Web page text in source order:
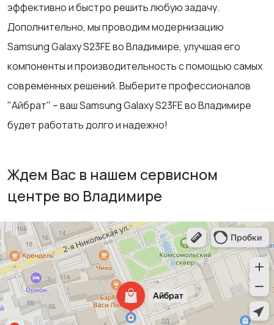
эффективно и быстро решить любую задачу.
Дополнительно, мы проводим модернизацию
Samsung Galaxy S23FE во Владимире, улучшая его
компоненты и производительность с помощью самых
современных решений. Выберите профессионалов
"Айбрат" – ваш Samsung Galaxy S23FE во Владимире
будет работать долго и надежно!
Ждем Вас в нашем сервисном
центре во Владимире